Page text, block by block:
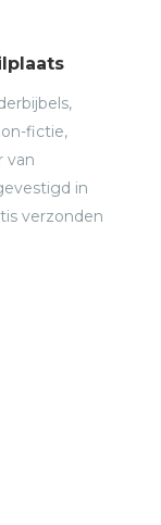
fictie,
van
in
verzonden